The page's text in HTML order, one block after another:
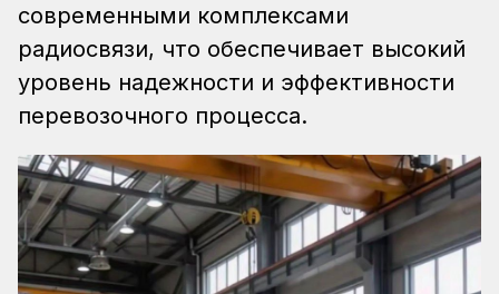
современными комплексами
радиосвязи, что обеспечивает высокий
уровень надежности и эффективности
перевозочного процесса.